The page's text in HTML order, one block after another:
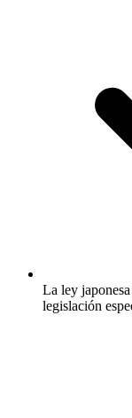
La ley
legislación